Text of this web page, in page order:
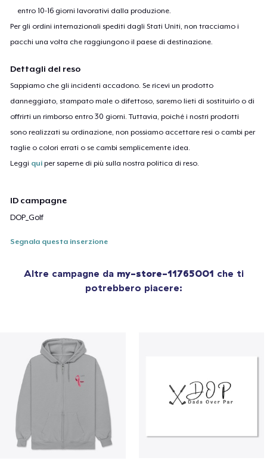
entro 10-16 giorni lavorativi dalla produzione.
Per gli ordini internazionali spediti dagli Stati Uniti, non tracciamo i
pacchi una volta che raggiungono il paese di destinazione.
Dettagli del reso
Sappiamo che gli incidenti accadono. Se ricevi un prodotto
danneggiato, stampato male o difettoso, saremo lieti di sostituirlo o di
offrirti un rimborso entro 30 giorni. Tuttavia, poiché i nostri prodotti
sono realizzati su ordinazione, non possiamo accettare resi o cambi per
taglie o colori errati o se cambi semplicemente idea.
Leggi qui per saperne di più sulla nostra politica di reso.
ID campagne
DOP_Golf
Segnala questa inserzione
Altre campagne da my-store-11765001 che ti
potrebbero piacere: